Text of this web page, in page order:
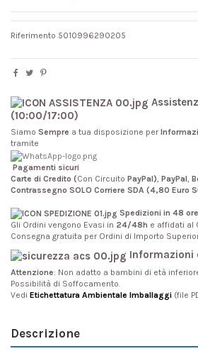
Riferimento 5010996290205
(10:00/17:00)
Siamo Sempre a tua disposizione per
tramite
Pagamenti sicuri
Carte di Credito (Con Circuito PayPal) PayPal
Contrassegno SOLO Corriere SDA (4,80 Euro
Spedizioni in 48 ore
Gli Ordini vengono Evasi in 24/48h e affidati al
Consegna gratuita per Ordini di Importo
Informazioni
Attenzione: Non adatto a bambini di età
Possibilità di Soffocamento.
Vedi Etichettatura Ambientale Imballaggi (file
Descrizione